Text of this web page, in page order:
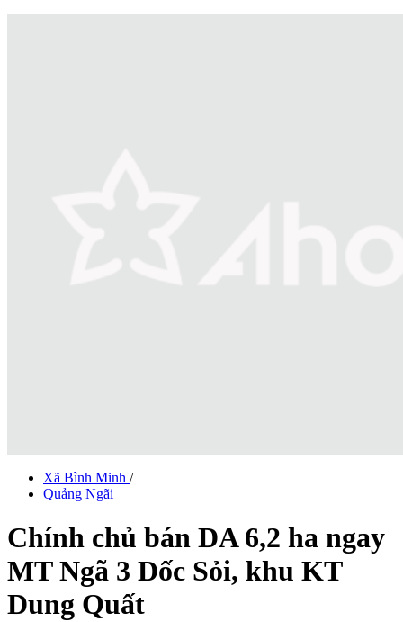
Xã Bình Minh /
Quảng Ngãi
Chính chủ bán DA 6,2 ha ngay
MT Ngã 3 Dốc Sỏi, khu KT
Dung Quất